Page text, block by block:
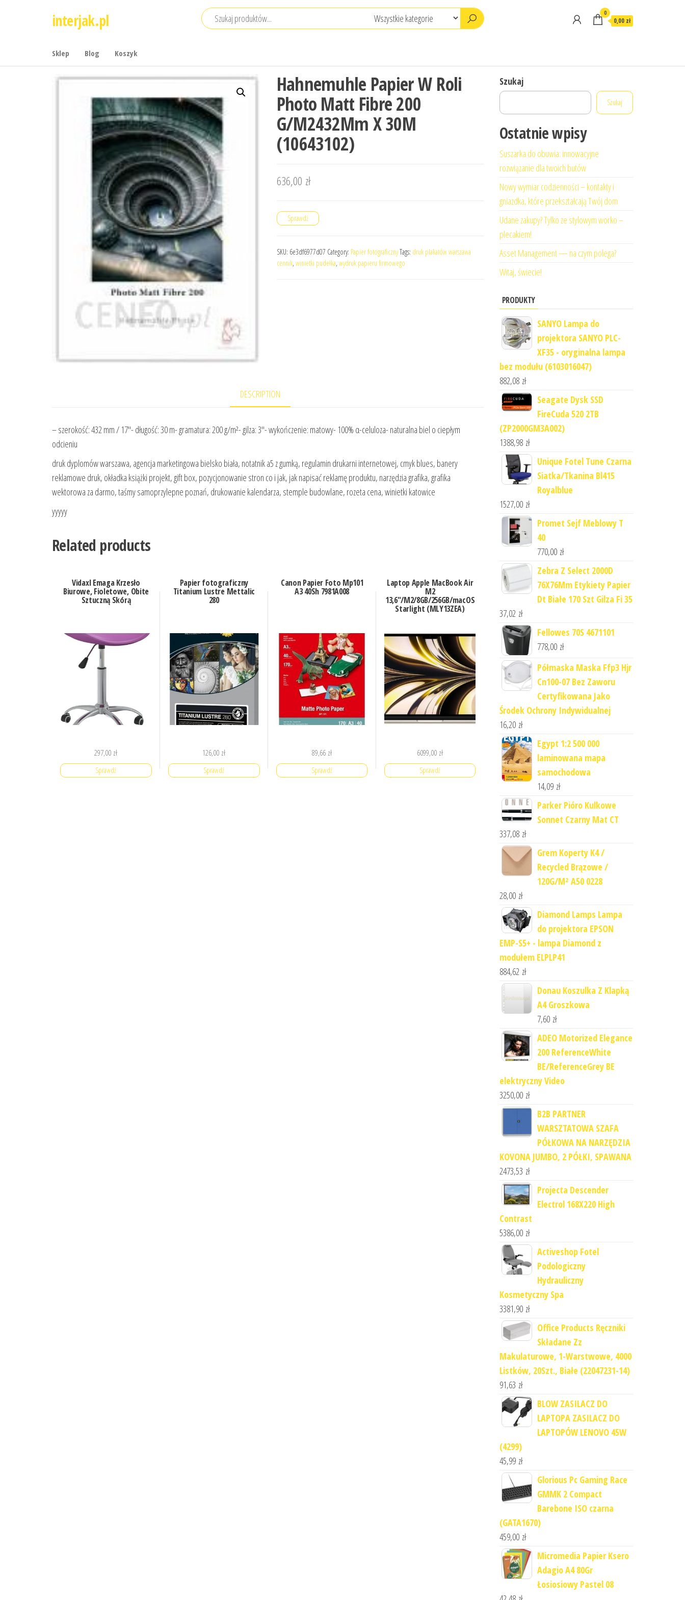
interjak.pl 0
0,00 zł
Sklep Blog Koszyk
Hahnemuhle Papier W Roli
Photo Matt Fibre 200
G/M2432Mm X 30M
(10643102)
636,00 zł
Sprawdź
SKU: 6e3df6977d07 Category: Papier fotograficznyTags: druk plakatów warszawa
cennik, winietki pudełka, wydruk papieru firmowego
DESCRIPTION
– szerokość: 432 mm / 17″- długość: 30 m- gramatura: 200 g/m²- gilza: 3″- wykończenie: matowy- 100% α-celuloza- naturalna biel o ciepłym
odcieniu
druk dyplomów warszawa, agencja marketingowa bielsko biała, notatnik a5 z gumką, regulamin drukarni internetowej, cmyk blues, banery
reklamowe druk, okładka książki projekt, gift box, pozycjonowanie stron co i jak, jak napisać reklamę produktu, narzędzia grafika, grafika
wektorowa za darmo, taśmy samoprzylepne poznań, drukowanie kalendarza, stemple budowlane, rozeta cena, winietki katowice
yyyyy
Related products
Vidaxl Emaga Krzesło
Biurowe, Fioletowe, Obite
Sztuczną Skórą
297,00 zł
Sprawdź
Papier fotograficzny
Titanium Lustre Mettalic
280
126,00 zł
Sprawdź
Canon Papier Foto Mp101
A3 40Sh 7981A008
89,66 zł
Sprawdź
Laptop Apple MacBook Air
M2
13,6″/M2/8GB/256GB/macOS
Starlight (MLY13ZEA)
6099,00 zł
Sprawdź
Szukaj
Szukaj
Ostatnie wpisy
Suszarka do obuwia: innowacyjne
rozwiązanie dla twoich butów
Nowy wymiar codzienności – kontakty i
gniazdka, które przekształcają Twój dom
Udane zakupy? Tylko ze stylowym worko –
plecakiem!
Asset Management — na czym polega?
Witaj, świecie!
PRODUKTY
SANYO Lampa do
projektora SANYO PLC-
XF35 - oryginalna lampa
bez modułu (6103016047)
882,08 zł
Seagate Dysk SSD
FireCuda 520 2TB
(ZP2000GM3A002)
1388,98 zł
Unique Fotel Tune Czarna
Siatka/Tkanina Bl415
Royalblue
1527,00 zł
Promet Sejf Meblowy T
40
770,00 zł
Zebra Z Select 2000D
76X76Mm Etykiety Papier
Dt Białe 170 Szt Gilza Fi 35
37,02 zł
Fellowes 70S 4671101
778,00 zł
Półmaska Maska Ffp3 Hjr
Cn100-07 Bez Zaworu
Certyfikowana Jako
Środek Ochrony Indywidualnej
16,20 zł
Egypt 1:2 500 000
laminowana mapa
samochodowa
14,09 zł
Parker Pióro Kulkowe
Sonnet Czarny Mat CT
337,08 zł
Grem Koperty K4 /
Recycled Brązowe /
120G/M² A50 0228
28,00 zł
Diamond Lamps Lampa
do projektora EPSON
EMP-S5+ - lampa Diamond z
modułem ELPLP41
884,62 zł
Donau Koszulka Z Klapką
A4 Groszkowa
7,60 zł
ADEO Motorized Elegance
200 ReferenceWhite
BE/ReferenceGrey BE
elektryczny Video
3250,00 zł
B2B PARTNER
WARSZTATOWA SZAFA
PÓŁKOWA NA NARZĘDZIA
KOVONA JUMBO, 2 PÓŁKI, SPAWANA
2473,53 zł
Projecta Descender
Electrol 168X220 High
Contrast
5386,00 zł
Activeshop Fotel
Podologiczny
Hydrauliczny
Kosmetyczny Spa
3381,90 zł
Office Products Ręczniki
Składane Zz
Makulaturowe, 1-Warstwowe, 4000
Listków, 20Szt., Białe (22047231-14)
91,63 zł
BLOW ZASILACZ DO
LAPTOPA ZASILACZ DO
LAPTOPÓW LENOVO 45W
(4299)
45,99 zł
Glorious Pc Gaming Race
GMMK 2 Compact
Barebone ISO czarna
(GATA1670)
459,00 zł
Micromedia Papier Ksero
Adagio A4 80Gr
Łosiosiowy Pastel 08